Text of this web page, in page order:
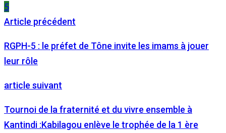
5
Article précédent
RGPH-5 : le préfet de Tône invite les imams à jouer
leur rôle
article suivant
Tournoi de la fraternité et du vivre ensemble à
Kantindi :Kabilagou enlève le trophée de la 1 ère